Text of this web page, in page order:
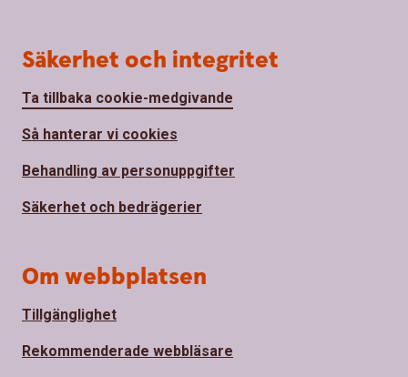
Säkerhet och integritet
Ta tillbaka cookie-medgivande
Så hanterar vi cookies
Behandling av personuppgifter
Säkerhet och bedrägerier
Om webbplatsen
Tillgänglighet
Rekommenderade webbläsare